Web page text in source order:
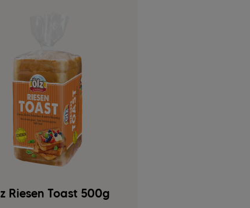
Riesen Toast 500g